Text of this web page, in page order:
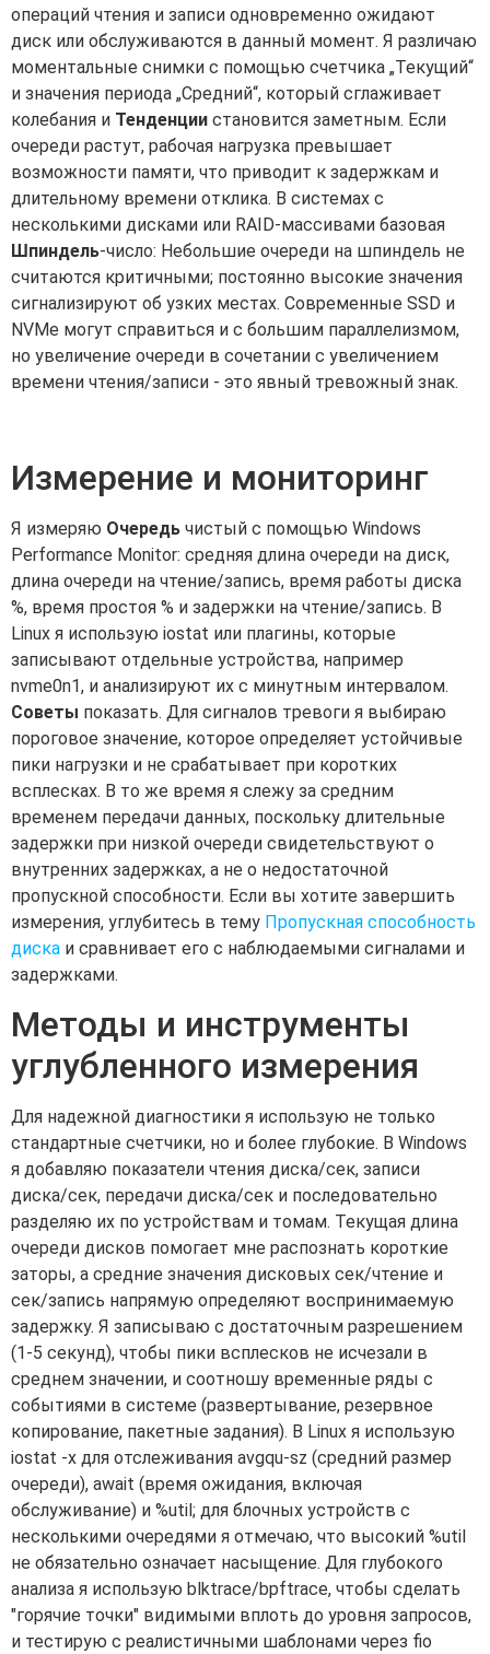
операций чтения и записи одновременно ожидают
диск или обслуживаются в данный момент. Я различаю
моментальные снимки с помощью счетчика „Текущий“
и значения периода „Средний“, который сглаживает
колебания и Тенденции становится заметным. Если
очереди растут, рабочая нагрузка превышает
возможности памяти, что приводит к задержкам и
длительному времени отклика. В системах с
несколькими дисками или RAID-массивами базовая
Шпиндель-число: Небольшие очереди на шпиндель не
считаются критичными; постоянно высокие значения
сигнализируют об узких местах. Современные SSD и
NVMe могут справиться и с большим параллелизмом,
но увеличение очереди в сочетании с увеличением
времени чтения/записи - это явный тревожный знак.
Измерение и мониторинг
Я измеряю Очередь чистый с помощью Windows
Performance Monitor: средняя длина очереди на диск,
длина очереди на чтение/запись, время работы диска
%, время простоя % и задержки на чтение/запись. В
Linux я использую iostat или плагины, которые
записывают отдельные устройства, например
nvme0n1, и анализируют их с минутным интервалом.
Советы показать. Для сигналов тревоги я выбираю
пороговое значение, которое определяет устойчивые
пики нагрузки и не срабатывает при коротких
всплесках. В то же время я слежу за средним
временем передачи данных, поскольку длительные
задержки при низкой очереди свидетельствуют о
внутренних задержках, а не о недостаточной
пропускной способности. Если вы хотите завершить
измерения, углубитесь в тему Пропускная способность
диска и сравнивает его с наблюдаемыми сигналами и
задержками.
Методы и инструменты
углубленного измерения
Для надежной диагностики я использую не только
стандартные счетчики, но и более глубокие. В Windows
я добавляю показатели чтения диска/сек, записи
диска/сек, передачи диска/сек и последовательно
разделяю их по устройствам и томам. Текущая длина
очереди дисков помогает мне распознать короткие
заторы, а средние значения дисковых сек/чтение и
сек/запись напрямую определяют воспринимаемую
задержку. Я записываю с достаточным разрешением
(1-5 секунд), чтобы пики всплесков не исчезали в
среднем значении, и соотношу временные ряды с
событиями в системе (развертывание, резервное
копирование, пакетные задания). В Linux я использую
iostat -x для отслеживания avgqu-sz (средний размер
очереди), await (время ожидания, включая
обслуживание) и %util; для блочных устройств с
несколькими очередями я отмечаю, что высокий %util
не обязательно означает насыщение. Для глубокого
анализа я использую blktrace/bpftrace, чтобы сделать
"горячие точки" видимыми вплоть до уровня запросов,
и тестирую с реалистичными шаблонами через fio